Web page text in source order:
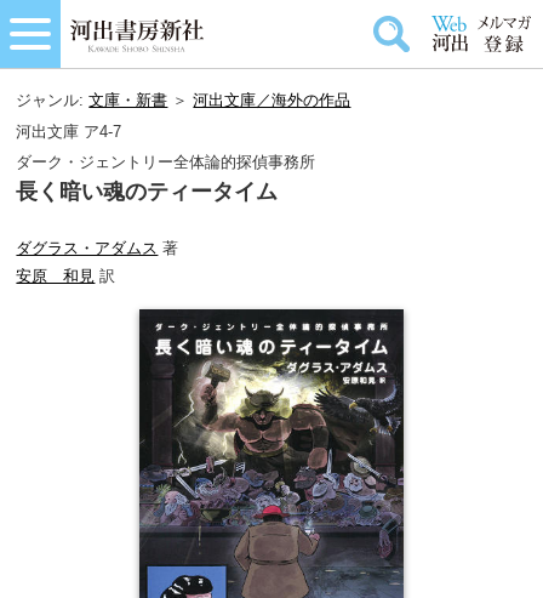
ジャンル:文庫・新書 ＞河出文庫／海外の作品
河出文庫 ア4-7
ダーク・ジェントリー全体論的探偵事務所
長く暗い魂のティータイム
ダグラス・アダムス 著
安原 和見 訳